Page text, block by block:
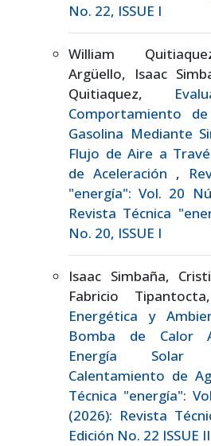
No. 22, ISSUE I
William
Argüello, Isaac
Quitiaquez,
Comportamiento
Gasolina Mediante
Flujo de Aire a
de Aceleración ,
"energía": Vol. 20
Revista Técnica
No. 20, ISSUE I
Isaac Simbaña,
Fabricio
Energética y
Bomba de Calor
Energía
Calentamiento de
Técnica "energía":
(2026): Revista
Edición No. 22 ISSUE II